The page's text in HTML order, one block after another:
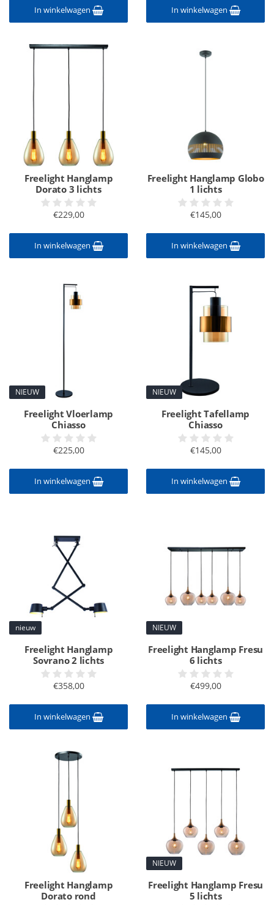
In winkelwagen In winkelwagen
Freelight Hanglamp
Dorato 3 lichts
€229,00
In winkelwagen
Freelight Hanglamp Globo
1 lichts
€145,00
In winkelwagen
NIEUW
Freelight Vloerlamp
Chiasso
€225,00
In winkelwagen
NIEUW
Freelight Tafellamp
Chiasso
€145,00
In winkelwagen
nieuw
Freelight Hanglamp
Sovrano 2 lichts
€358,00
In winkelwagen
NIEUW
Freelight Hanglamp Fresu
6 lichts
€499,00
In winkelwagen
Freelight Hanglamp
Dorato rond
NIEUW
Freelight Hanglamp Fresu
5 lichts